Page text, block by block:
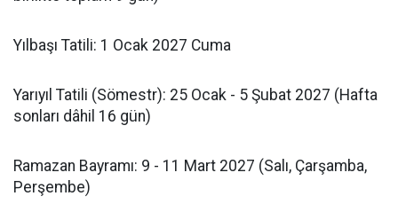
Yılbaşı Tatili: 1 Ocak 2027 Cuma
Yarıyıl Tatili (Sömestr): 25 Ocak - 5 Şubat 2027 (Hafta
sonları dâhil 16 gün)
Ramazan Bayramı: 9 - 11 Mart 2027 (Salı, Çarşamba,
Perşembe)